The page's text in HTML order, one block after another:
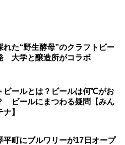
れた“野生酵母”のクラフトビー
大学と醸造所がコラボ
ビールとは？ビールは何℃がお
ビールにまつわる疑問【みん
】
平町にブルワリーが17日オープ